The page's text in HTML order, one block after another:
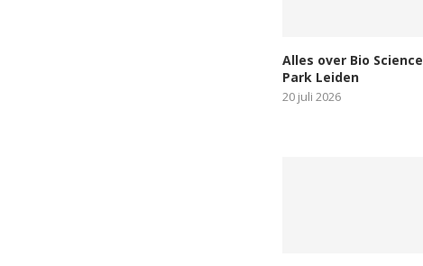
Alles over Bio Science
Park Leiden
20 juli 2026